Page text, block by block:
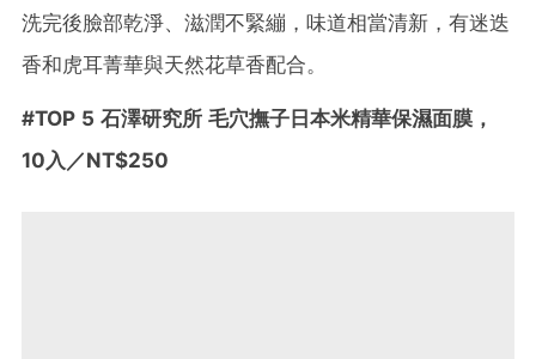
洗完後臉部乾淨、滋潤不緊繃，味道相當清新，有迷迭
香和虎耳菁華與天然花草香配合。
#TOP 5 石澤研究所 毛穴撫子日本米精華保濕面膜 ，
10 入 ／NT$250